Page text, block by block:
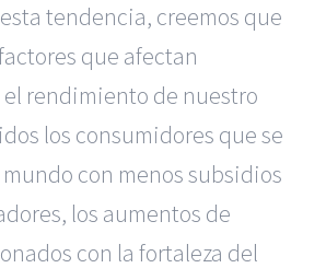
tendencia, creemos que
que afectan
rendimiento de nuestro
los consumidores que se
con menos subsidios
los aumentos de
con la fortaleza del